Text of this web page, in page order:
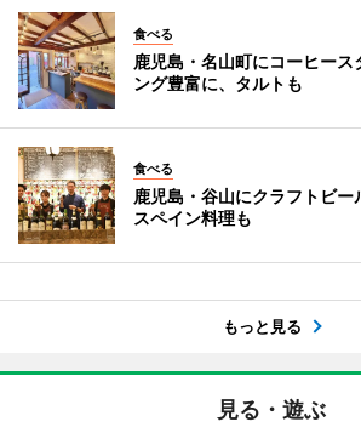
食べる
鹿児島・名山町にコーヒー
ング豊富に、タルトも
食べる
鹿児島・谷山にクラフトビ
スペイン料理も
もっと見る
見る・遊ぶ